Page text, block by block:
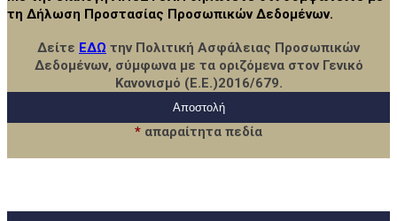
τη Δήλωση Προστασίας Προσωπικών Δεδομένων.
Δείτε ΕΔΩ την Πολιτική Ασφάλειας Προσωπικών
Δεδομένων, σύμφωνα με τα οριζόμενα στον Γενικό
Κανονισμό (Ε.Ε.)2016/679.
* απαραίτητα πεδία